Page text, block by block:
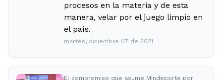
procesos en la materia y de esta
manera, velar por el juego limpio en
el país.
martes, diciembre 07 de 2021
El compromiso que asume Mindeporte por